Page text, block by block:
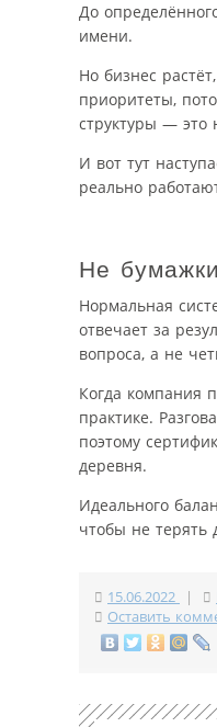
До
имени.
Но бизнес
приоритеты,
структуры — это
И вот тут
реально
Не
Нормальная
отвечает за
вопроса, а не
Когда компания
практике.
поэтому
деревня.
Идеального
чтобы не
15.06.2022 |
Оставить